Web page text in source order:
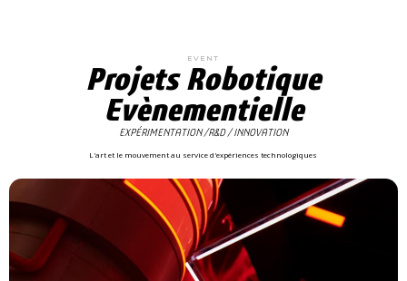
EVENT
Projets Robotique
Evènementielle
EXPÉRIMENTATION /R&D / INNOVATION
L'art et le mouvement au service d'expériences technologiques